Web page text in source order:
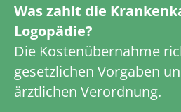
Was zahlt die
Logopädie?
Die Kostenübernahme
gesetzlichen Vorgaben
ärztlichen Verordnung.